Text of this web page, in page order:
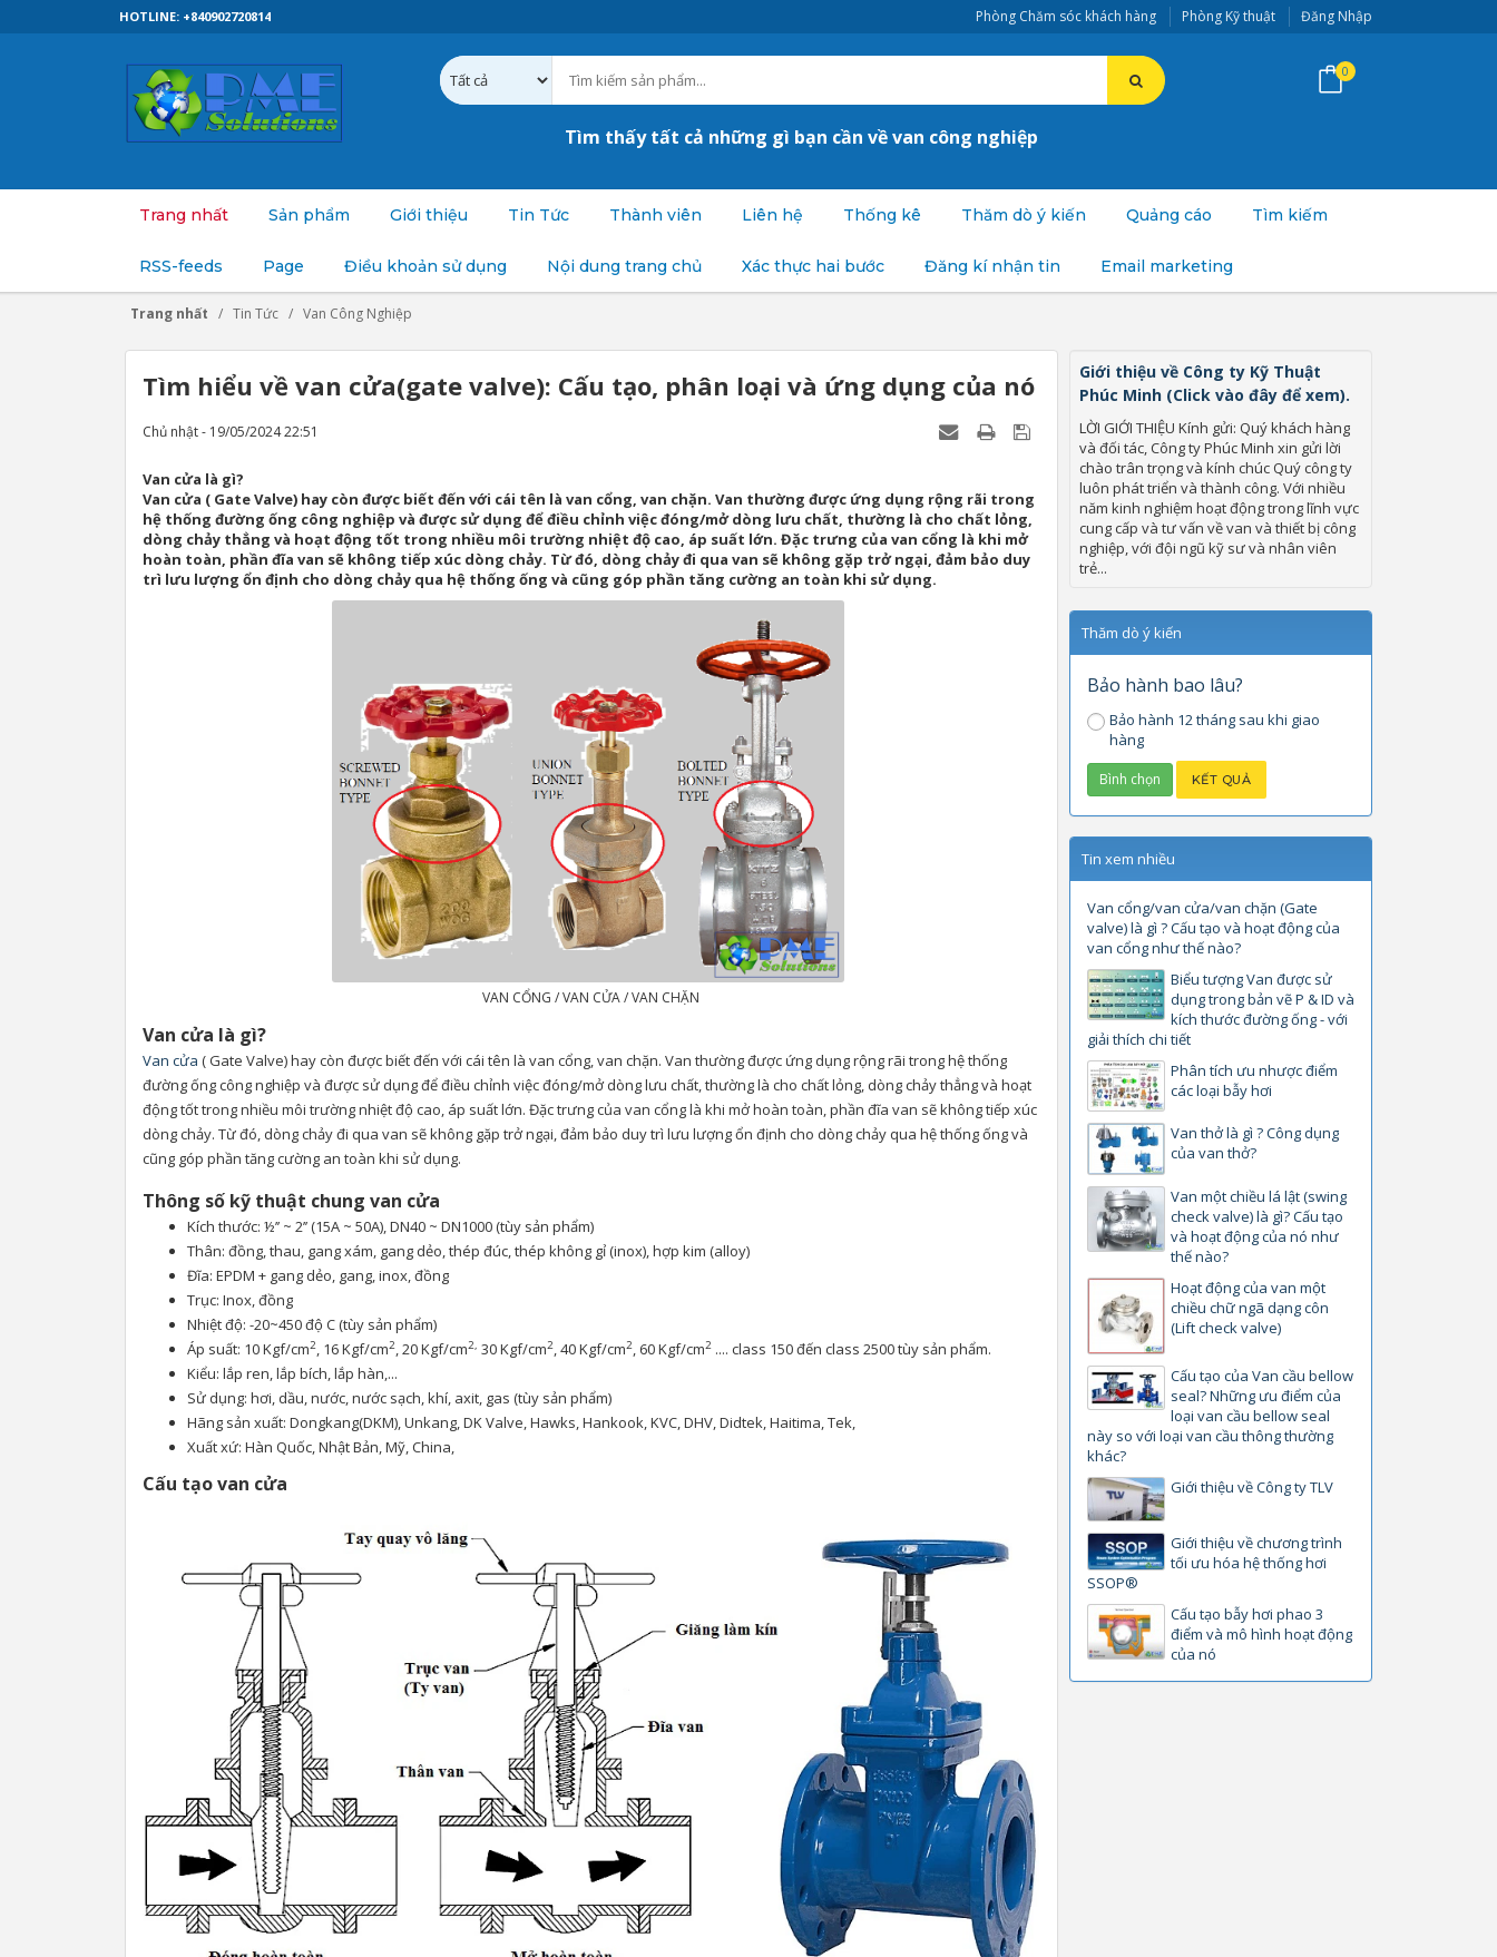
Phòng Chăm sóc khách hàng Phòng Kỹ thuật Đăng Nhập
HOTLINE: +840902720814
Tìm thấy tất cả những gì bạn cần về van công nghiệp
0
Trang nhất Sản phẩm Giới thiệu Tin Tức Thành viên Liên hệ Thống kê Thăm dò ý kiến Quảng cáo Tìm kiếm
RSS-feeds Page Điều khoản sử dụng Nội dung trang chủ Xác thực hai bước Đăng kí nhận tin Email marketing
Trang nhất Tin Tức Van Công Nghiệp
Tìm hiểu về van cửa(gate valve): Cấu tạo, phân loại và ứng dụng của nó
Chủ nhật - 19/05/2024 22:51
Van cửa là gì?
Van cửa ( Gate Valve) hay còn được biết đến với cái tên là van cổng, van chặn. Van thường được ứng dụng rộng rãi trong
hệ thống đường ống công nghiệp và được sử dụng để điều chỉnh việc đóng/mở dòng lưu chất, thường là cho chất lỏng,
dòng chảy thẳng và hoạt động tốt trong nhiều môi trường nhiệt độ cao, áp suất lớn. Đặc trưng của van cổng là khi mở
hoàn toàn, phần đĩa van sẽ không tiếp xúc dòng chảy. Từ đó, dòng chảy đi qua van sẽ không gặp trở ngại, đảm bảo duy
trì lưu lượng ổn định cho dòng chảy qua hệ thống ống và cũng góp phần tăng cường an toàn khi sử dụng.
VAN CỔNG / VAN CỬA / VAN CHẶN
Van cửa là gì?
Van cửa ( Gate Valve) hay còn được biết đến với cái tên là van cổng, van chặn. Van thường được ứng dụng rộng rãi trong hệ thống
đường ống công nghiệp và được sử dụng để điều chỉnh việc đóng/mở dòng lưu chất, thường là cho chất lỏng, dòng chảy thẳng và hoạt
động tốt trong nhiều môi trường nhiệt độ cao, áp suất lớn. Đặc trưng của van cổng là khi mở hoàn toàn, phần đĩa van sẽ không tiếp xúc
dòng chảy. Từ đó, dòng chảy đi qua van sẽ không gặp trở ngại, đảm bảo duy trì lưu lượng ổn định cho dòng chảy qua hệ thống ống và
cũng góp phần tăng cường an toàn khi sử dụng.
Thông số kỹ thuật chung van cửa
Kích thước: ½’’ ~ 2’’ (15A ~ 50A), DN40 ~ DN1000 (tùy sản phẩm)
Thân: đồng, thau, gang xám, gang dẻo, thép đúc, thép không gỉ (inox), hợp kim (alloy)
Đĩa: EPDM + gang dẻo, gang, inox, đồng
Trục: Inox, đồng
Nhiệt độ: -20~450 độ C (tùy sản phẩm)
Áp suất: 10 Kgf/cm2, 16 Kgf/cm2, 20 Kgf/cm2, 30 Kgf/cm2, 40 Kgf/cm2, 60 Kgf/cm2 .... class 150 đến class 2500 tùy sản phẩm.
Kiểu: lắp ren, lắp bích, lắp hàn,...
Sử dụng: hơi, dầu, nước, nước sạch, khí, axit, gas (tùy sản phẩm)
Hãng sản xuất: Dongkang(DKM), Unkang, DK Valve, Hawks, Hankook, KVC, DHV, Didtek, Haitima, Tek,
Xuất xứ: Hàn Quốc, Nhật Bản, Mỹ, China,
Cấu tạo van cửa
Giới thiệu về Công ty Kỹ Thuật
Phúc Minh (Click vào đây để xem).
LỜI GIỚI THIỆU Kính gửi: Quý khách hàng
và đối tác, Công ty Phúc Minh xin gửi lời
chào trân trọng và kính chúc Quý công ty
luôn phát triển và thành công. Với nhiều
năm kinh nghiệm hoạt động trong lĩnh vực
cung cấp và tư vấn về van và thiết bị công
nghiệp, với đội ngũ kỹ sư và nhân viên
trẻ...
Thăm dò ý kiến
Bảo hành bao lâu?
Bảo hành 12 tháng sau khi giao
hàng
Tin xem nhiều
Van cổng/van cửa/van chặn (Gate
valve) là gì ? Cấu tạo và hoạt động của
van cổng như thế nào?
Biểu tượng Van được sử
dụng trong bản vẽ P & ID và
kích thước đường ống - với
giải thích chi tiết
Phân tích ưu nhược điểm
các loại bẫy hơi
Van thở là gì ? Công dụng
của van thở?
Van một chiều lá lật (swing
check valve) là gì? Cấu tạo
và hoạt động của nó như
thế nào?
Hoạt động của van một
chiều chữ ngã dạng côn
(Lift check valve)
Cấu tạo của Van cầu bellow
seal? Những ưu điểm của
loại van cầu bellow seal
này so với loại van cầu thông thường
khác?
Giới thiệu về Công ty TLV
Giới thiệu về chương trình
tối ưu hóa hệ thống hơi
SSOP®
Cấu tạo bẫy hơi phao 3
điểm và mô hình hoạt động
của nó